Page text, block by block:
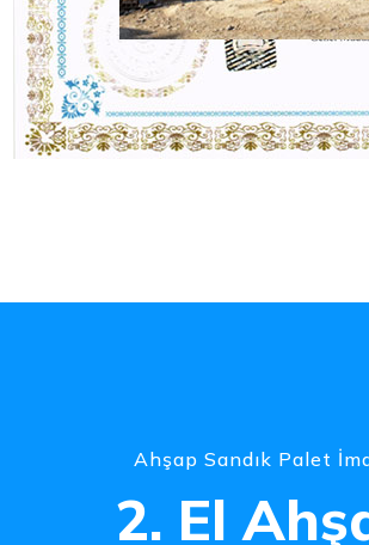
Ahşap Sandık Palet
2. El